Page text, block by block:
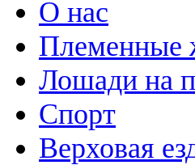
О нас
Племенные
Лошади на
Спорт
Верховая